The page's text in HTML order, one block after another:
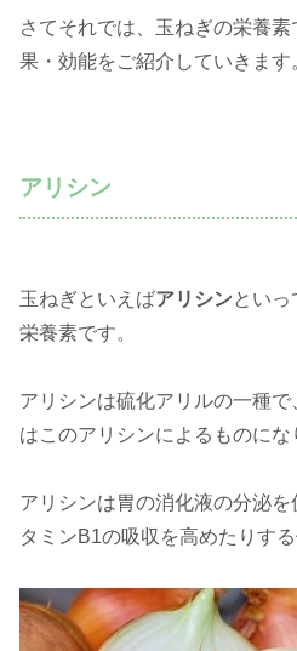
さてそれでは、玉ねぎの栄養
果・効能をご紹介していきます
アリシン
玉ねぎといえばアリシンといっ
栄養素です。
アリシンは硫化アリルの一種で
はこのアリシンによるものにな
アリシンは胃の消化液の分泌
タミンB1の吸収を高めたりす